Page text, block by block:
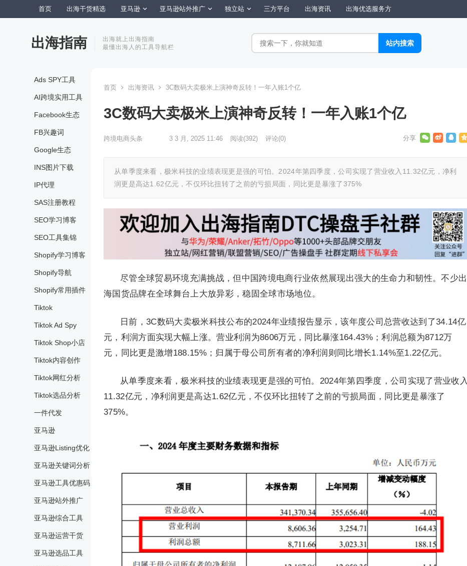
首页 出海干货精选 亚马逊 亚马逊站外推广 独立站 三方平台 出海资讯 出海优选服务方
出海指南
出海就上出海指南
最懂出海人的工具导航栏
Ads SPY工具
AI跨境实用工具
Facebook生态
FB兴趣词
Google生态
INS图片下载
IP代理
SAS注册教程
SEO学习博客
SEO工具集锦
Shopify学习博客
Shopify导航
Shopify常用插件
Tiktok
Tiktok Ad Spy
Tiktok Shop小店
Tiktok内容创作
Tiktok网红分析
Tiktok选品分析
一件代发
亚马逊
亚马逊Listing优化
亚马逊关键词分析
亚马逊工具优惠码
亚马逊站外推广
亚马逊综合工具
亚马逊运营干货
亚马逊选品工具
首页 出海资讯 3C数码大卖极米上演神奇反转！一年入账1个亿
3C数码大卖极米上演神奇反转！一年入账1个亿
跨境电商头条 3 3 月, 2025 11:46 阅读(392) 评论(0)
从单季度来看，极米科技的业绩表现更是强的可怕。2024年第四季度，公司实现了营业收入11.32亿元，净利
润更是高达1.62亿元，不仅环比扭转了之前的亏损局面，同比更是暴涨了375%
尽管全球贸易环境充满挑战，但中国跨境电商行业依然展现出强大的生命力和韧性。不少出
海国货品牌在全球舞台上大放异彩，稳固全球市场地位。
日前，3C数码大卖极米科技公布的2024年业绩报告显示，该年度公司总营收达到了34.14亿
元，利润方面实现大幅上涨。营业利润为8606万元，同比暴涨164.43%；利润总额为8712万
元，同比更是激增188.15%；归属于母公司所有者的净利润则同比增长1.14%至1.22亿元。
从单季度来看，极米科技的业绩表现更是强的可怕。2024年第四季度，公司实现了营业收入
11.32亿元，净利润更是高达1.62亿元，不仅环比扭转了之前的亏损局面，同比更是暴涨了
375%。